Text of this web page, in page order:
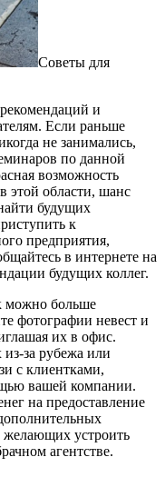
Советы для
и
Если раньше
не занимались,
по данной
возможность
этой области, шанс
будущих
к
предприятия,
в интернете на
будущих коллег.
можно больше
фотографии невест и
их в офис.
за рубежа или
с клиентками,
вашей компании.
на предоставление
желающих устроить
агентстве.